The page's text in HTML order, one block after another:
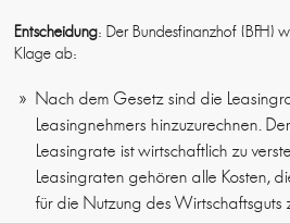
Entscheidung: Der Bundesfinanzhof (BFH)
Klage ab:
Nach dem Gesetz sind die
Leasingnehmers hinzuzurechnen.
Leasingrate ist wirtschaftlich zu
Leasingraten gehören alle Kosten,
für die Nutzung des Wirtschaftsguts